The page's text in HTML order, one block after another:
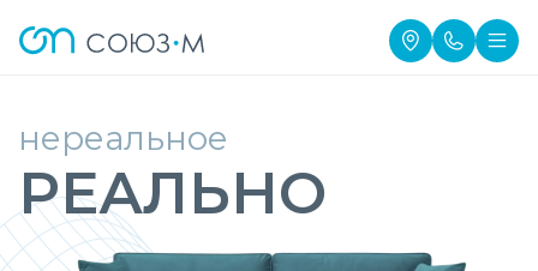
нереальное
РЕАЛЬНО